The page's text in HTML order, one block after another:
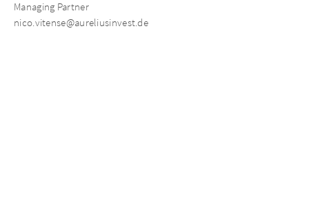
Managing Partner
nico.vitense@aureliusinvest.de